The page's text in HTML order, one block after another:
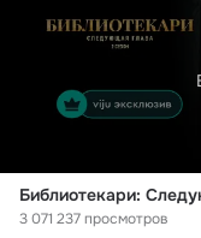
Библиотекари:
3 071 237 просмотров